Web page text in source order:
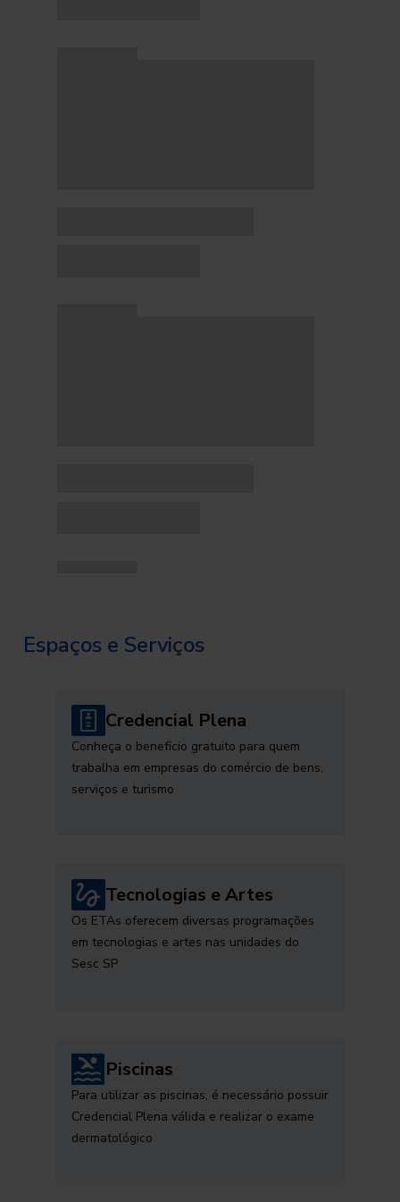
Espaços e Serviços
Credencial Plena
Conheça o benefício gratuito para quem
trabalha em empresas do comércio de bens,
serviços e turismo
Tecnologias e Artes
Os ETAs oferecem diversas programações
em tecnologias e artes nas unidades do
Sesc SP
Piscinas
Para utilizar as piscinas, é necessário possuir
Credencial Plena válida e realizar o exame
dermatológico